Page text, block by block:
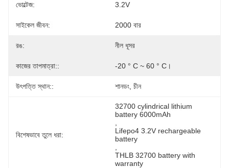
ভোল্টেজ: 3.2V
সাইকেল জীবন: 2000 বার
রঙ: নীল ধূসর
কাজের তাপমাত্রা:: -20 ° C ~ 60 ° C।
উৎপত্তি স্থান:: শানডং, চীন
বিশেষভাবে তুলে ধরা:
32700 cylindrical lithium
battery 6000mAh
Lifepo4 3.2V rechargeable
battery
THLB 32700 battery with
warranty